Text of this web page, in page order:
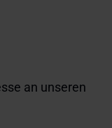
an unseren